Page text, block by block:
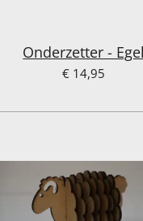
Onderzetter - Egel
€ 14,95